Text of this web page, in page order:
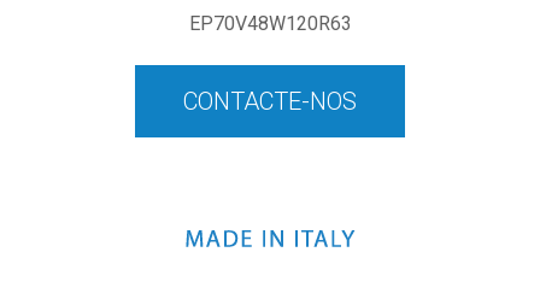
EP70V48W120R63
CONTACTE-NOS